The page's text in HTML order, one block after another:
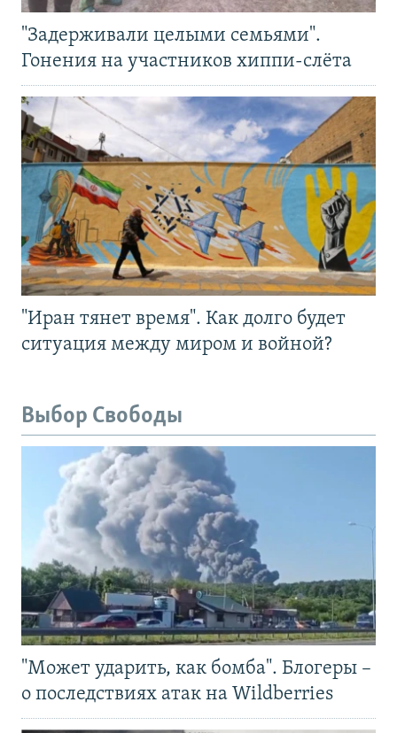
"Задерживали целыми семьями".
Гонения на участников хиппи-слёта
"Иран тянет время". Как долго будет
ситуация между миром и войной?
Выбор Свободы
"Может ударить, как бомба". Блогеры –
о последствиях атак на Wildberries